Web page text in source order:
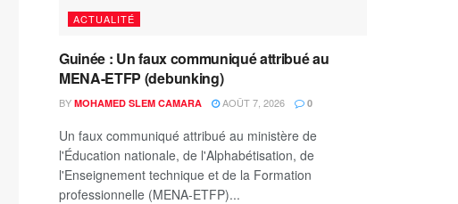
ACTUALITÉ
Guinée : Un faux communiqué attribué au
MENA-ETFP (debunking)
BY MOHAMED SLEM CAMARA AOÛT 7, 2026 0
Un faux communiqué attribué au ministère de
l'Éducation nationale, de l'Alphabétisation, de
l'Enseignement technique et de la Formation
professionnelle (MENA-ETFP)...